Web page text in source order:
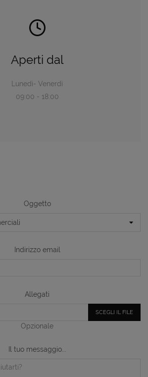
Aperti dal
Lunedì- Venerdì
09:00 - 18:00
Oggetto
Indirizzo email
Allegati
SCEGLI IL FILE
Opzionale
Il tuo messaggio...